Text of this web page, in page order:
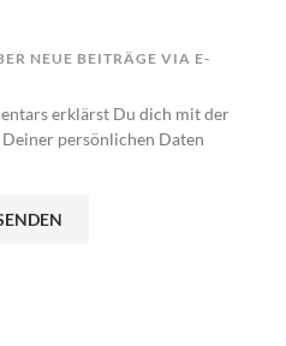
NEUE BEITRÄGE VIA E-
erklärst Du dich mit der
persönlichen Daten